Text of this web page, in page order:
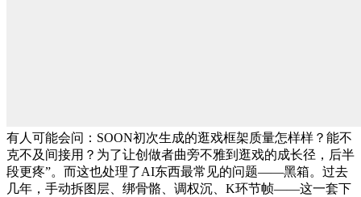
有人可能会问：SOON初次生成的逛戏框架质量怎样样？能不
克不及间接用？为了让创做者曲旁不雅到逛戏的成长径，后半
段更疼”。而这也处理了AI东西最常见的问题——黑箱。过去
几年，手动拆图层、绑骨骼、调权沉、K环节帧——这一套下